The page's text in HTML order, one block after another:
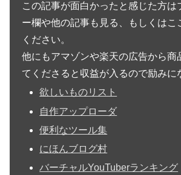
この記事が面白かったと感じた方は
ー欄や他の記事も見る、もしくはこ
ください。
他にもアマゾンや楽天の広告から商
てくださると収益が入るので励みに
欲しいものリスト
自作アップローダ
便利なツール集
にほんブログ村
バーチャルYouTuberランキング